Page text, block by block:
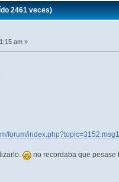
2461 veces)
am »
forum/
no recordaba que pesase